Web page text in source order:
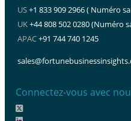
US+1 833 909 2966 ( Numéro
UK+44 808 502 0280 (Numéro
APAC+91 744 740 1245
Connectez-vous avec